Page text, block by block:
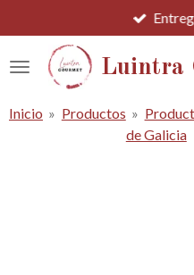
al
contenido
principal
Luintra
Inicio » Productos »
de Galicia